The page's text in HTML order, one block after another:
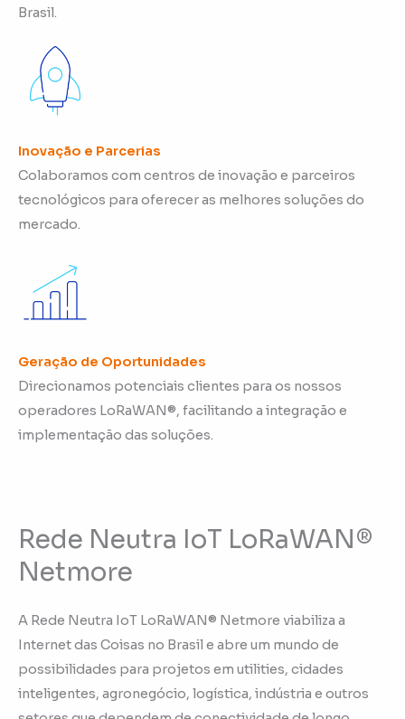
Brasil.
Inovação e Parcerias
Colaboramos com centros de inovação e parceiros
tecnológicos para oferecer as melhores soluções do
mercado.
Geração de Oportunidades
Direcionamos potenciais clientes para os nossos
operadores LoRaWAN®, facilitando a integração e
implementação das soluções.
Rede Neutra IoT LoRaWAN®
Netmore
A Rede Neutra IoT LoRaWAN® Netmore viabiliza a
Internet das Coisas no Brasil e abre um mundo de
possibilidades para projetos em utilities, cidades
inteligentes, agronegócio, logística, indústria e outros